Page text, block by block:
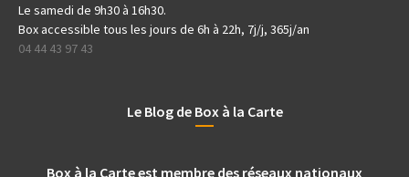
Le samedi de 9h30 à 16h30.
Box accessible tous les jours de 6h à 22h, 7j/j, 365j/an
04 44 43 97 43
Le Blog de Box à la Carte
Box à la Carte est membre des réseaux nationaux